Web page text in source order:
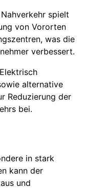
spielt
von Vororten
was die
verbessert.
Elektrisch
alternative
Reduzierung der
bei.
in stark
kann der
und